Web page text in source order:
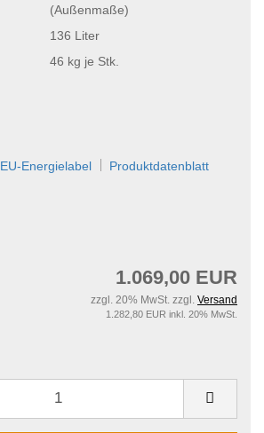
(Außenmaße)
136 Liter
46 kg je Stk.
EU-Energielabel Produktdatenblatt
1.069,00 EUR
zzgl. 20% MwSt. zzgl. Versand
1.282,80 EUR inkl. 20% MwSt.